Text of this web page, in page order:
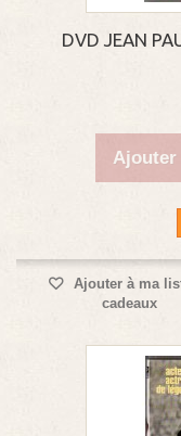
DVD JEAN
Ajouter
Ajouter à ma
cadeaux